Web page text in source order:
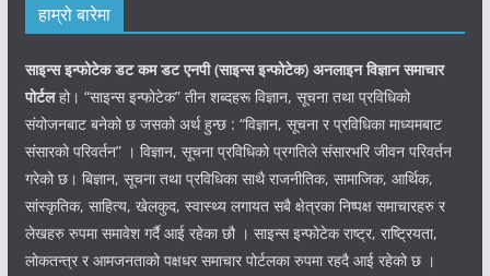
हाम्रो बारेमा
साइन्स इन्फोटेक डट कम डट एनपी (साइन्सइन्फोटेक) अनलाइन विज्ञान समाचार
पोर्टलहो। “साइन्स इन्फोटेक” तीन शब्दहरू विज्ञान, सूचना तथा प्रविधिको
संयोजनबाट बनेको छ जसको अर्थ हुन्छ : “विज्ञान, सूचना र प्रविधिका माध्यमबाट
संसारको परिवर्तन” । विज्ञान, सूचना प्रविधिको प्रगतिले संसारभरि जीवन परिवर्तन
गरेको छ। बिज्ञान, सूचना तथा प्रविधिका साथै राजनीतिक, सामाजिक, आर्थिक,
सांस्कृतिक, साहित्य, खेलकुद, स्वास्थ्य लगायत सबै क्षेत्रका निष्पक्ष समाचारहरु र
लेखहरु रुपमा समावेश गर्दै आई रहेका छौ । साइन्स इन्फोटेक राष्ट्र, राष्ट्रियता,
लोकतन्त्र र आमजनताको पक्षधर समाचार पोर्टलका रुपमा रहदै आई रहेको छ ।